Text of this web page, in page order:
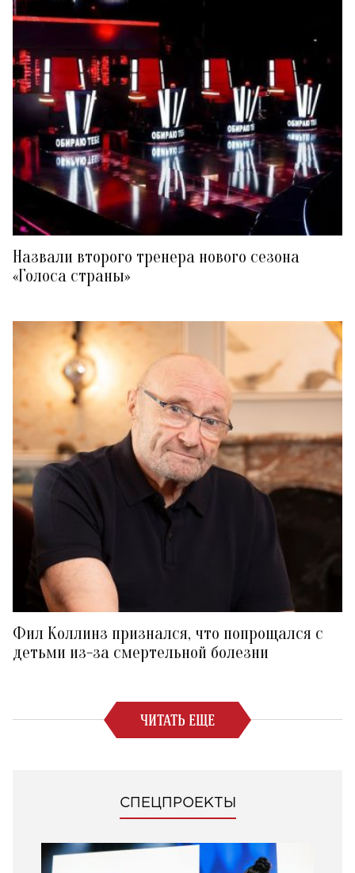
Назвали второго тренера нового сезона
«Голоса страны»
Фил Коллинз признался, что попрощался с
детьми из-за смертельной болезни
ЧИТАТЬ ЕЩЕ
СПЕЦПРОЕКТЫ